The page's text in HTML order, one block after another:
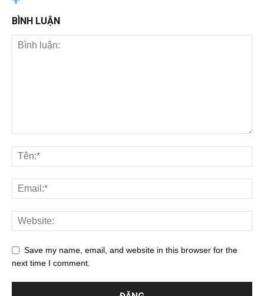
BÌNH LUẬN
Save my name, email, and website in this browser for the
next time I comment.